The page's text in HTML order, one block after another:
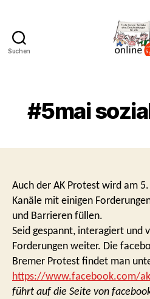
Suchen
#5mai
Auch der AK Protest wird am
Kanäle mit einigen
und Barrieren füllen.
Seid gespannt, interagiert und
Forderungen weiter. Die
Bremer Protest findet man
https://www.facebook.com/
führt auf die Seite von